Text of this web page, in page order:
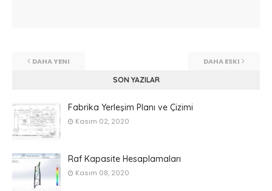
DAHA YENI DAHA ESKI
SON YAZILAR
Fabrika Yerleşim Planı ve Çizimi
Kasım 02, 2020
Raf Kapasite Hesaplamaları
Kasım 08, 2020